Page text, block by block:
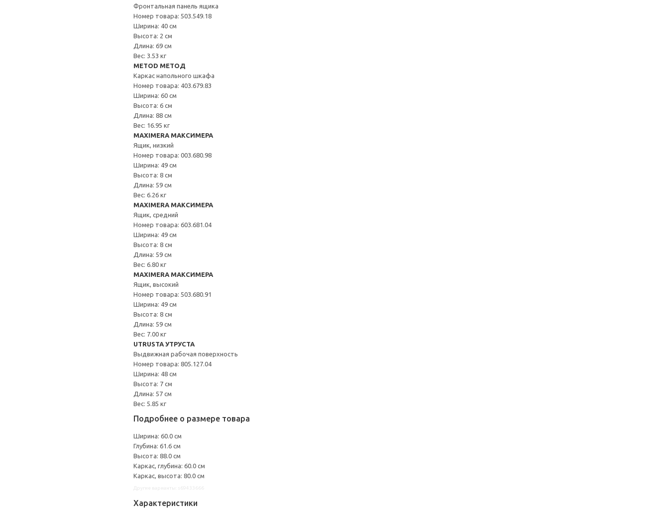
Фронтальная панель ящика
Номер товара: 503.549.18
Ширина: 40 см
Высота: 2 см
Длина: 69 см
Вес: 3.53 кг
METOD МЕТОД
Каркас напольного шкафа
Номер товара: 403.679.83
Ширина: 60 см
Высота: 6 см
Длина: 88 см
Вес: 16.95 кг
MAXIMERA МАКСИМЕРА
Ящик, низкий
Номер товара: 003.680.98
Ширина: 49 см
Высота: 8 см
Длина: 59 см
Вес: 6.26 кг
MAXIMERA МАКСИМЕРА
Ящик, средний
Номер товара: 603.681.04
Ширина: 49 см
Высота: 8 см
Длина: 59 см
Вес: 6.80 кг
MAXIMERA МАКСИМЕРА
Ящик, высокий
Номер товара: 503.680.91
Ширина: 49 см
Высота: 8 см
Длина: 59 см
Вес: 7.00 кг
UTRUSTA УТРУСТА
Выдвижная рабочая поверхность
Номер товара: 805.127.04
Ширина: 48 см
Высота: 7 см
Длина: 57 см
Вес: 5.85 кг
Подробнее о размере товара
Ширина: 60.0 см
Глубина: 61.6 см
Высота: 88.0 см
Каркас, глубина: 60.0 см
Каркас, высота: 80.0 см
Характеристики